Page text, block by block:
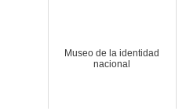
Museo de la identidad
nacional